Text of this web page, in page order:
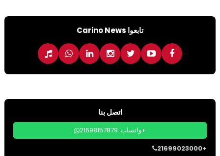
تابعوا Carino News
اتصل بنا
واتساب: 21698157879+
21699023000+